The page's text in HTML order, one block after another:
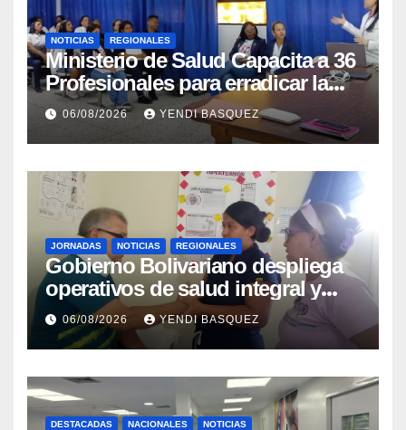
NOTICIAS REGIONALES
Ministerio de Salud Capacita a 36
Profesionales para erradicar la
Tuberculosis en Yaracuy
06/08/2026 YENDI BASQUEZ
JORNADAS NOTICIAS REGIONALES
Gobierno Bolivariano despliega
operativos de salud integral y
protección social en los
municipios Sucre y Mario
Briceño Iragorry del estado
Aragua
06/08/2026 YENDI BASQUEZ
DESTACADAS NACIONALES NOTICIAS